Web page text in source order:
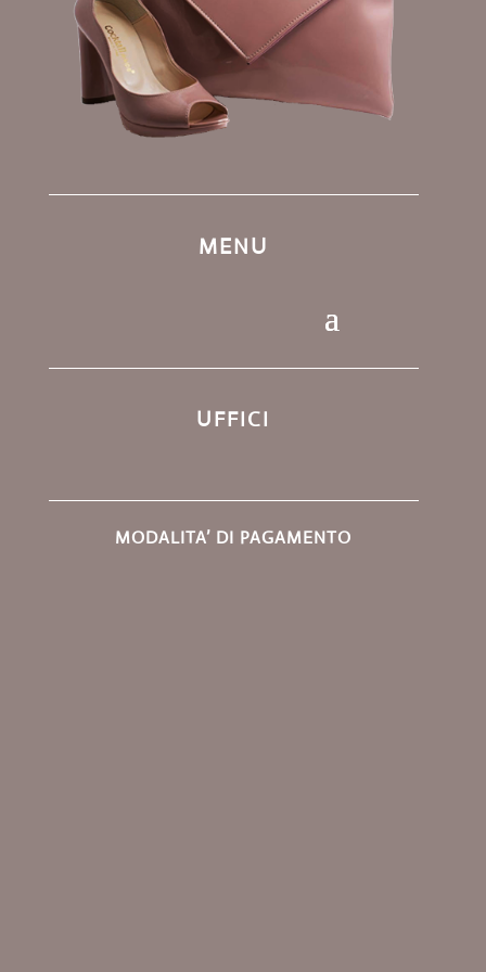
MENU
UFFICI
MODALITA’ DI PAGAMENTO